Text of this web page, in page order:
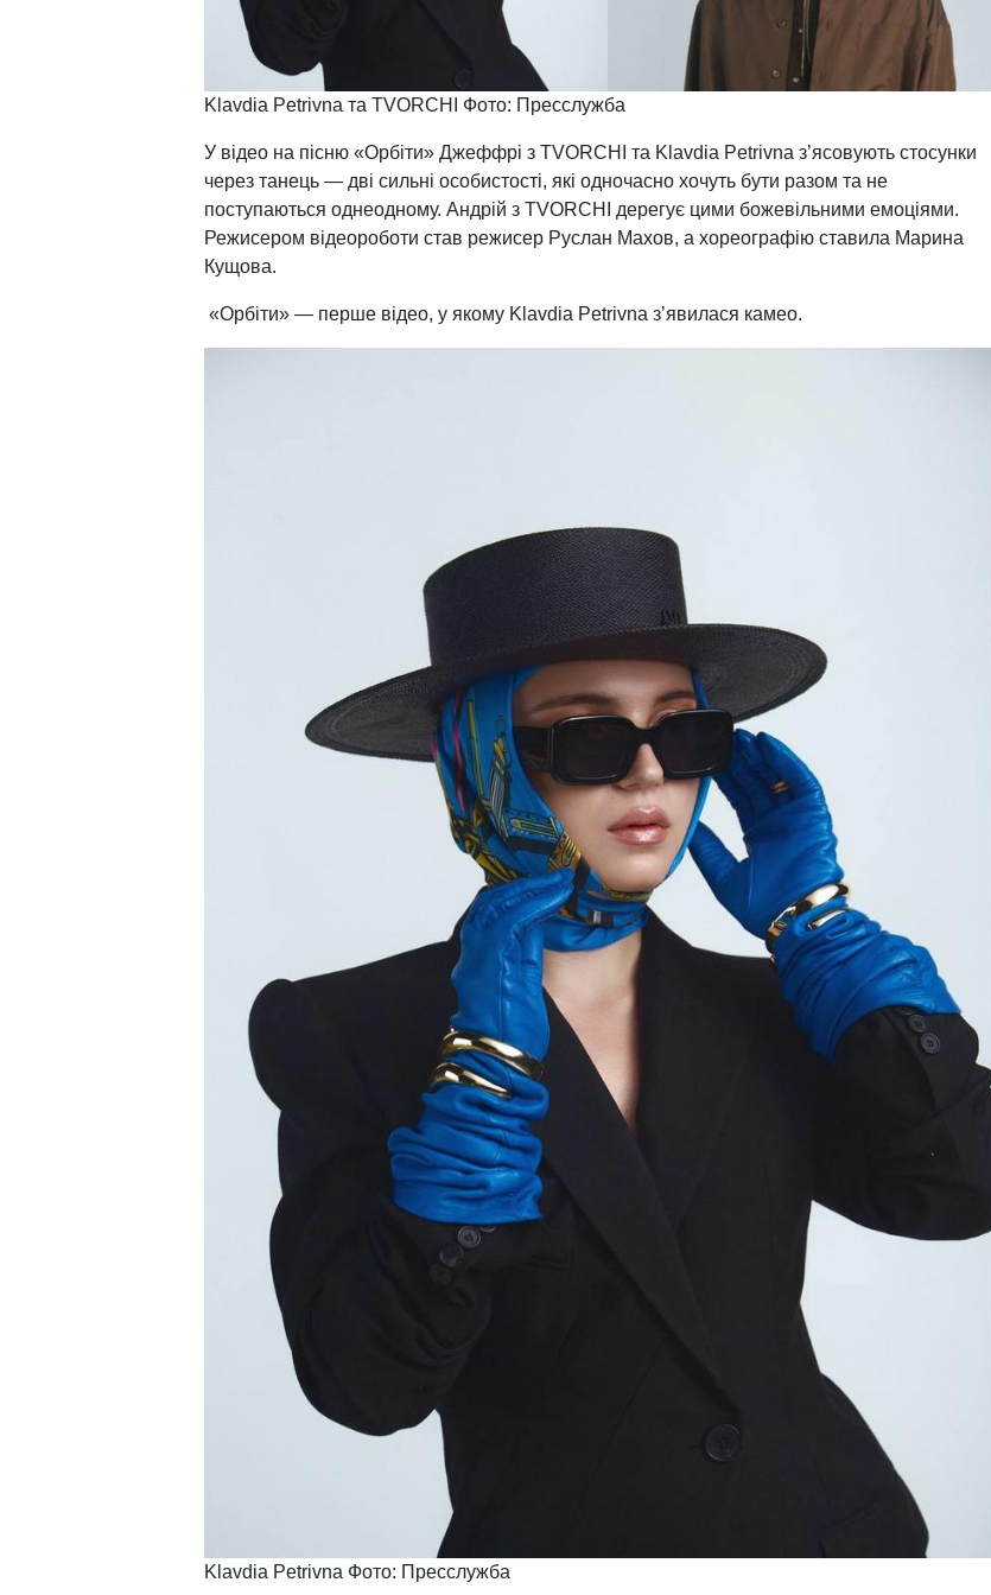
Klavdia Petrivna та TVORCHI Фото: Пресслужба
У відео на пісню «Орбіти» Джеффрі з TVORCHI та Klavdia Petrivna зʼясовують стосунки
через танець — дві сильні особистості, які одночасно хочуть бути разом та не
поступаються однеодному. Андрій з TVORCHI дерегує цими божевільними емоціями.
Режисером відеороботи став режисер Руслан Махов, а хореографію ставила Марина
Кущова.
«Орбіти» — перше відео, у якому Klavdia Petrivna зʼявилася камео.
Klavdia Petrivna Фото: Пресслужба